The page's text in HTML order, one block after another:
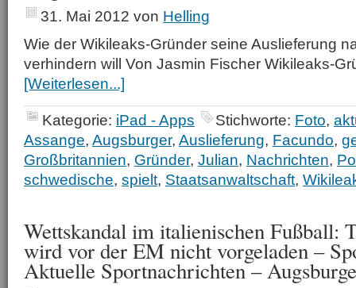
31. Mai 2012 von Helling
Wie der Wikileaks-Gründer seine Auslieferung
verhindern will Von Jasmin Fischer Wikileaks-
[Weiterlesen...]
Kategorie: iPad - Apps Stichworte: Foto,
Assange, Augsburger, Auslieferung, Facundo,
Großbritannien, Gründer, Julian, Nachrichten,
schwedische, spielt, Staatsanwaltschaft,
Wettskandal im italienischen Fußball:
wird vor der EM nicht vorgeladen –
Aktuelle Sportnachrichten –